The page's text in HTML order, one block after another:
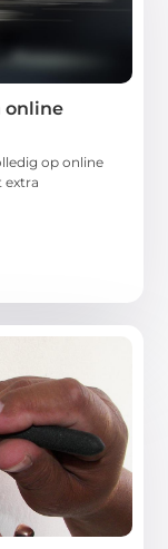
online
op online
extra